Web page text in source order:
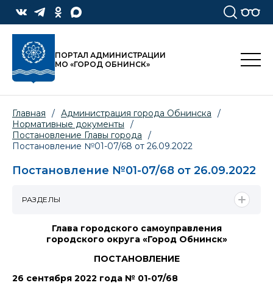
ПОРТАЛ АДМИНИСТРАЦИИ
МО «ГОРОД ОБНИНСК»
Главная / Администрация города Обнинска
/
Нормативные документы
/
Постановление Главы города
/
Постановление №01-07/68 от 26.09.2022
Постановление №01-07/68 от 26.09.2022
Глава городского самоуправления
городского округа «Город Обнинск»
ПОСТАНОВЛЕНИЕ
26 сентября 2022 года № 01-07/68
РАЗДЕЛЫ